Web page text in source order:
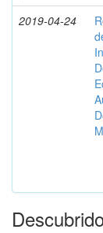
2019-04-24